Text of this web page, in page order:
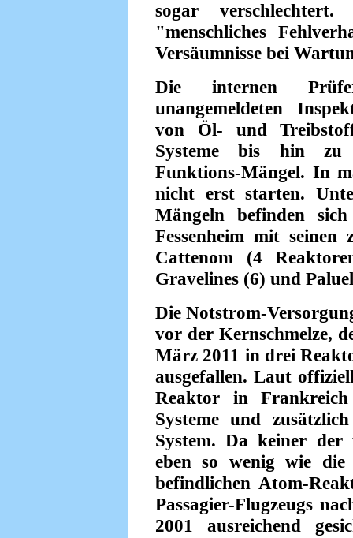
sogar
"menschliches
Versäumnisse bei
Die internen
unangemeldeten
von Öl- und
Systeme bis hin zu
Funktions-Mängel. In
nicht erst starten.
Mängeln befinden
Fessenheim mit
Cattenom (4
Gravelines (6) und
Die Notstrom-
vor der Kernschmelze,
März 2011 in drei
ausgefallen. Laut
Reaktor in
Systeme und
System. Da keiner der
eben so wenig wie
befindlichen Atom-
Passagier-Flugzeugs
2001 ausreichend